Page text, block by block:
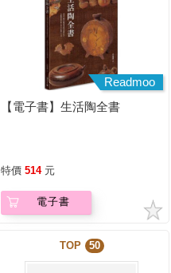
Readmoo
【電子書】生活陶全書
特價 514 元
電子書
TOP 50